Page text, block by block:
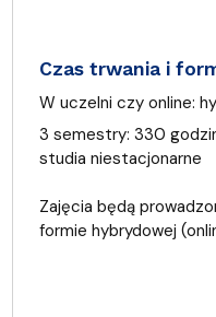
Czas trwania i
W uczelni czy online:
3 semestry: 330
studia niestacjonarne
Zajęcia będą
formie hybrydowej